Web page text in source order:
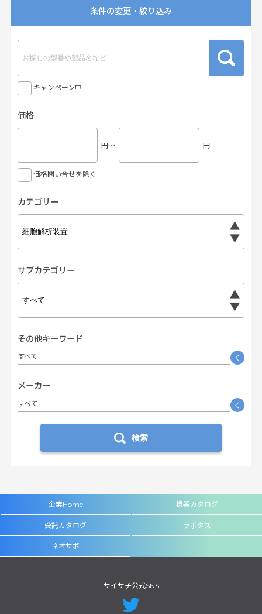
条件の変更・絞り込み
キャンペーン中
価格
円〜 円
価格問い合せを除く
カテゴリー
サブカテゴリー
その他キーワード
すべて く
メーカー
すべて く
検索
企業Home 機器カタログ
受託カタログ ラボタス
ネオサポ
サイサチ公式SNS